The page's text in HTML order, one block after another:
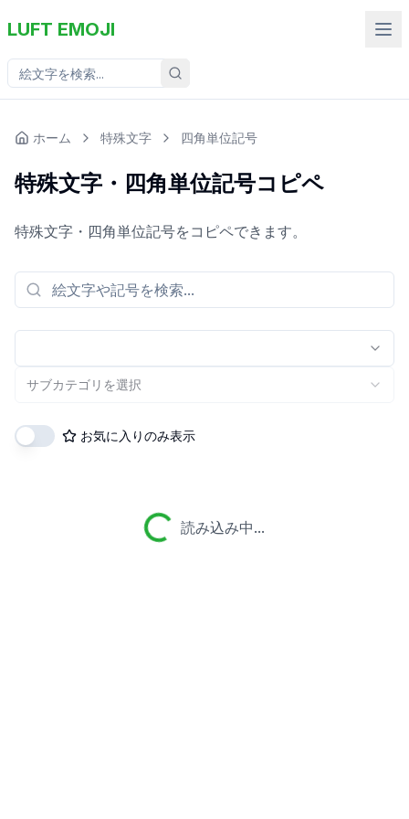
LUFT EMOJI
ホーム 特殊文字 四角単位記号
特殊文字・四角単位記号コピペ
特殊文字・四角単位記号をコピペできます。
サブカテゴリを選択
お気に入りのみ表示
読み込み中...